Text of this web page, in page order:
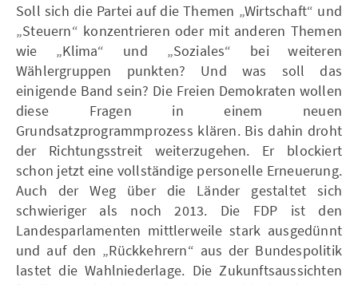
Soll sich die Partei auf die Themen „Wirtschaft“ und
„Steuern“ konzentrieren oder mit anderen Themen
wie „Klima“ und „Soziales“ bei weiteren
Wählergruppen punkten? Und was soll das
einigende Band sein? Die Freien Demokraten wollen
diese Fragen in einem neuen
Grundsatzprogrammprozess klären. Bis dahin droht
der Richtungsstreit weiterzugehen. Er blockiert
schon jetzt eine vollständige personelle Erneuerung.
Auch der Weg über die Länder gestaltet sich
schwieriger als noch 2013. Die FDP ist den
Landesparlamenten mittlerweile stark ausgedünnt
und auf den „Rückkehrern“ aus der Bundespolitik
lastet die Wahlniederlage. Die Zukunftsaussichten